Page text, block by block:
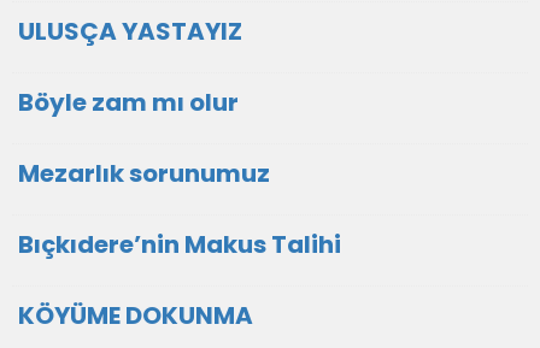
ULUSÇA YASTAYIZ
Böyle zam mı olur
Mezarlık sorunumuz
Bıçkıdere’nin Makus Talihi
KÖYÜME DOKUNMA